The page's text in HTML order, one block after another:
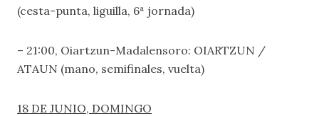
(cesta-punta, liguilla, 6ª jornada)
– 21:00, Oiartzun-Madalensoro: OIARTZUN /
ATAUN (mano, semifinales, vuelta)
18 DE JUNIO, DOMINGO